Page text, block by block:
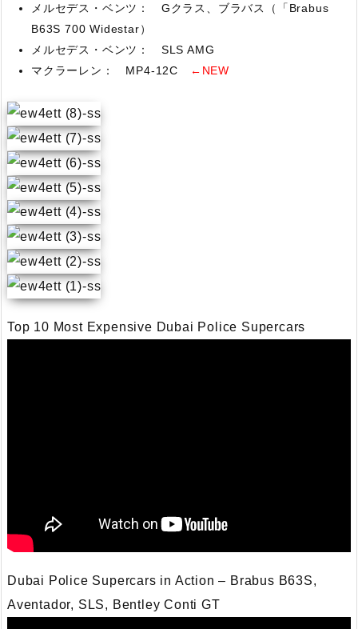
メルセデス・ベンツ： Gクラス、ブラバス（「Brabus
B63S 700 Widestar）
メルセデス・ベンツ： SLS AMG
マクラーレン： MP4-12C
←NEW
Top 10 Most Expensive Dubai Police Supercars
Dubai Police Supercars in Action – Brabus B63S,
Aventador, SLS, Bentley Conti GT